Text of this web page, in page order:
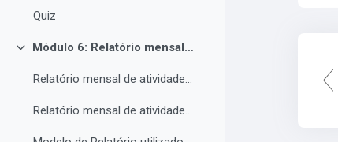
Quiz
Contrair
Módulo 6: Relatório mensal de atividades da Monitoria de ensino inclusiva.
Relatório mensal de atividades da Monitoria de ensino inclusiva.
Relatório mensal de atividades da Monitoria de ensino inclusiva.